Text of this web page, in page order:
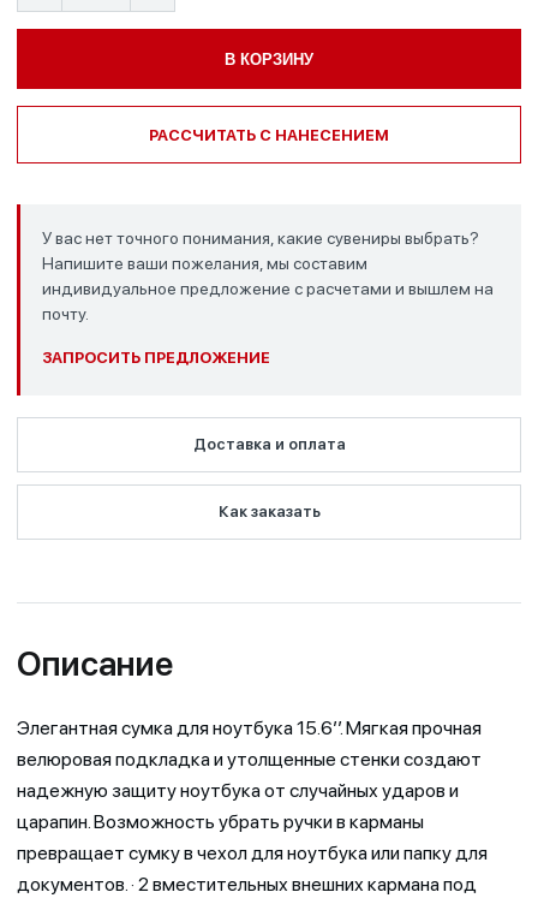
В КОРЗИНУ
РАССЧИТАТЬ С НАНЕСЕНИЕМ
У вас нет точного понимания, какие сувениры выбрать?
Напишите ваши пожелания, мы составим
индивидуальное предложение с расчетами и вышлем на
почту.
ЗАПРОСИТЬ ПРЕДЛОЖЕНИЕ
Доставка и оплата
Как заказать
Описание
Элегантная сумка для ноутбука 15.6’’. Мягкая прочная
велюровая подкладка и утолщенные стенки создают
надежную защиту ноутбука от случайных ударов и
царапин. Возможность убрать ручки в карманы
превращает сумку в чехол для ноутбука или папку для
документов. · 2 вместительных внешних кармана под